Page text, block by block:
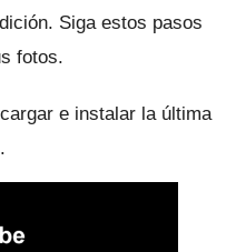
Siga estos pasos
fotos.
e instalar la última